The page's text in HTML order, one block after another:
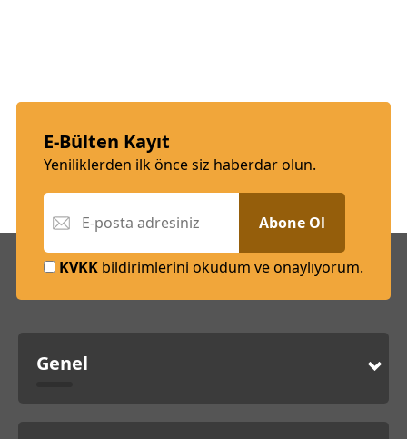
E-Bülten Kayıt
Yeniliklerden ilk önce siz haberdar olun.
Abone Ol
KVKK bildirimlerini okudum ve onaylıyorum.
Genel